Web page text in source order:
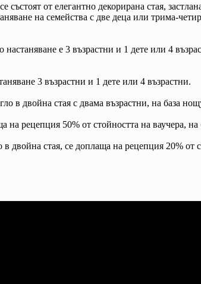
от елегантно декорирана стая,
на семейства с две деца или трима-
е 3 възрастни и 1 дете или 4
3 възрастни и 1 дете или 4 възрастни.
в двойна стая с двама възрастни, на база
на рецепция 50% от стойността на ваучера, на
двойна стая, се доплаща на рецепция 20% от